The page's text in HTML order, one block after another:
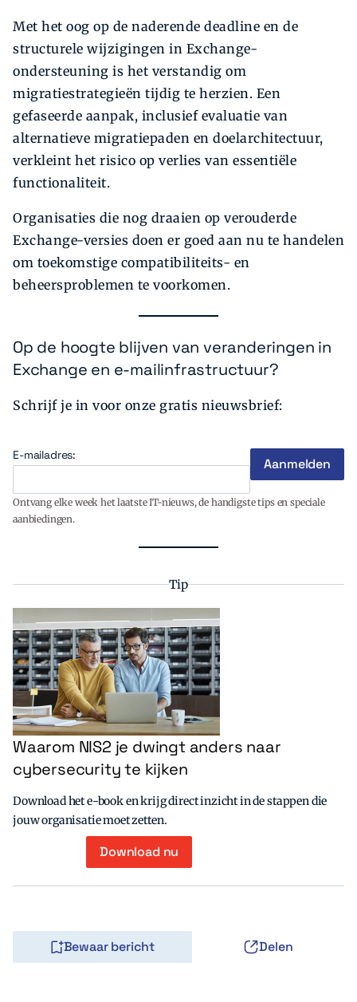
Met het oog op de naderende deadline en de
structurele wijzigingen in Exchange-
ondersteuning is het verstandig om
migratiestrategieën tijdig te herzien. Een
gefaseerde aanpak, inclusief evaluatie van
alternatieve migratiepaden en doelarchitectuur,
verkleint het risico op verlies van essentiële
functionaliteit.
Organisaties die nog draaien op verouderde
Exchange-versies doen er goed aan nu te handelen
om toekomstige compatibiliteits- en
beheersproblemen te voorkomen.
Op de hoogte blijven van veranderingen in
Exchange en e-mailinfrastructuur?
Schrijf je in voor onze gratis nieuwsbrief:
E-mailadres:
Ontvang elke week het laatste IT-nieuws, de handigste tips en speciale
aanbiedingen.
Tip
Waarom NIS2 je dwingt anders naar
cybersecurity te kijken
Download het e-book en krijg direct inzicht in de stappen die
jouw organisatie moet zetten.
Download nu
Bewaar bericht Delen